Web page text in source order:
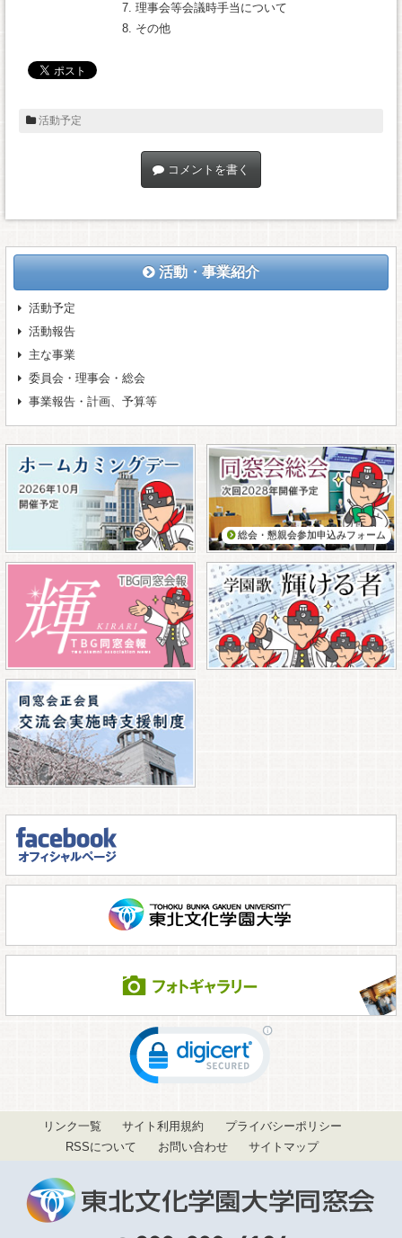
理事会等会議時手当について
その他
活動予定
コメントを書く
活動・事業紹介
活動予定
活動報告
主な事業
委員会・理事会・総会
事業報告・計画、予算等
総会・懇親会参加申込みフォーム
リンク一覧 サイト利用規約
プライバシーポリシー
RSSについて
お問い合わせ サイトマップ